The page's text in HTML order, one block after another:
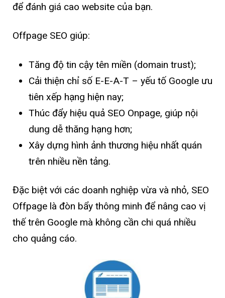
để đánh giá cao website của bạn.
Offpage SEO giúp:
Tăng độ tin cậy tên miền (domain trust);
Cải thiện chỉ số E-E-A-T – yếu tố Google ưu
tiên xếp hạng hiện nay;
Thúc đẩy hiệu quả SEO Onpage, giúp nội
dung dễ thăng hạng hơn;
Xây dựng hình ảnh thương hiệu nhất quán
trên nhiều nền tảng.
Đặc biệt với các doanh nghiệp vừa và nhỏ, SEO
Offpage là đòn bẩy thông minh để nâng cao vị
thế trên Google mà không cần chi quá nhiều
cho quảng cáo.